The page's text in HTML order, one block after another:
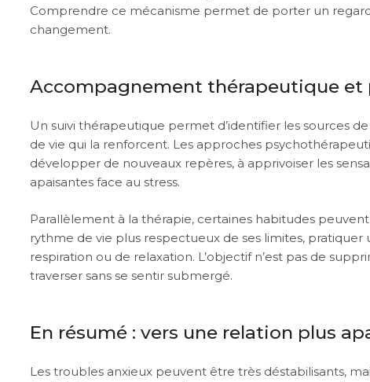
Comprendre ce mécanisme permet de porter un
changement.
Accompagnement thérapeutique et
Un suivi thérapeutique permet d’identifier les sources
de vie qui la renforcent. Les approches
développer de nouveaux repères, à apprivoiser les
apaisantes face au stress.
Parallèlement à la thérapie, certaines habitudes
rythme de vie plus respectueux de ses limites,
respiration ou de relaxation. L’objectif n’est pas de
traverser sans se sentir submergé.
En résumé : vers une relation plus
Les troubles anxieux peuvent être très déstabilisants,